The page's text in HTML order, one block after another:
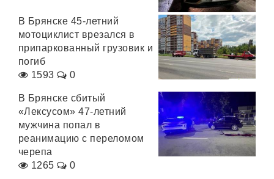
В Брянске 45-летний
мотоциклист врезался в
припаркованный грузовик и
погиб
1593
0
В Брянске сбитый
«Лексусом» 47-летний
мужчина попал в
реанимацию с переломом
черепа
1265
0